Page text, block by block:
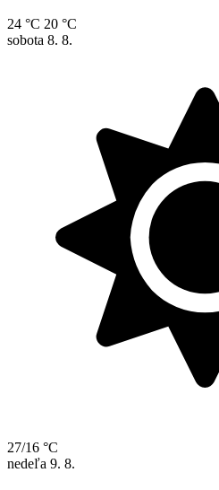
24 °C 20 °C
sobota 8. 8.
27/16 °C
nedeľa 9. 8.